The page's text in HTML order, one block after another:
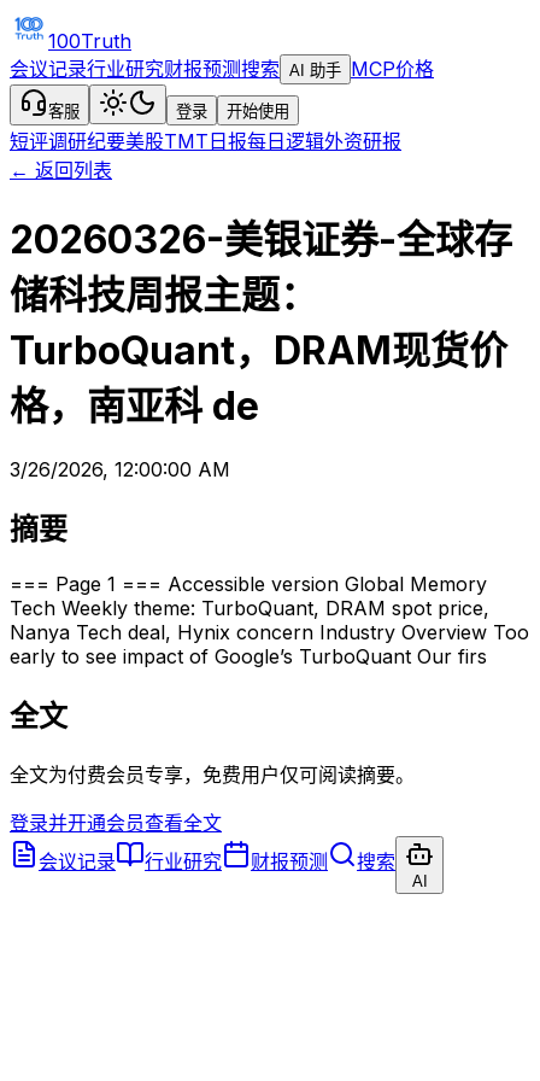
100Truth
会议记录行业研究财报预测搜索 AI 助手 MCP价格
客服 登录 开始使用
短评调研纪要美股TMT日报每日逻辑外资研报
← 返回列表
20260326-美银证券-全球存
储科技周报主题：
TurboQuant，DRAM现货价
格，南亚科 de
3/26/2026, 12:00:00 AM
摘要
=== Page 1 === Accessible version Global Memory
Tech Weekly theme: TurboQuant, DRAM spot price,
Nanya Tech deal, Hynix concern Industry Overview Too
early to see impact of Google’s TurboQuant Our firs
全文
全文为付费会员专享，免费用户仅可阅读摘要。
登录并开通会员查看全文
会议记录
行业研究 财报预测 搜索
AI